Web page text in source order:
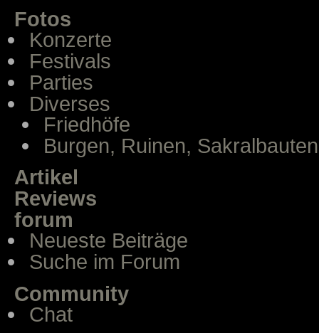
Fotos
Konzerte
Festivals
Parties
Diverses
Friedhöfe
Burgen, Ruinen, Sakralbauten
Artikel
Reviews
forum
Neueste Beiträge
Suche im Forum
Community
Chat